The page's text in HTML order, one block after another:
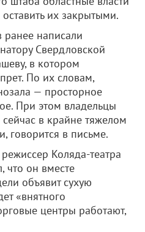
их закрытыми.
ранее написали
Свердловской
в котором
По их словам,
— просторное
При этом владельцы
в крайне тяжелом
говорится в письме.
Коляда-театра
что он вместе
объявит сухую
«внятного
центры работают,